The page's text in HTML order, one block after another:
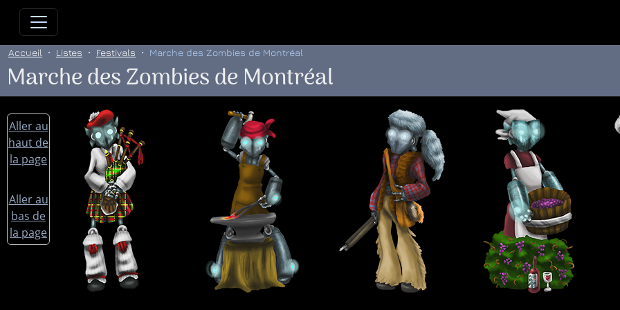
Allez directement au contenu
Accueil Listes Festivals Marche des Zombies de Montréal
Marche des Zombies de Montréal
Aller au
haut de
la page
Aller au
bas de
la page